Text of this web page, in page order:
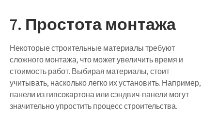
7. Простота монтажа
Некоторые строительные материалы требуют
сложного монтажа, что может увеличить время и
стоимость работ. Выбирая материалы, стоит
учитывать, насколько легко их установить. Например,
панели из гипсокартона или сэндвич-панели могут
значительно упростить процесс строительства.